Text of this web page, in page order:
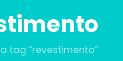
tag “revestimento”